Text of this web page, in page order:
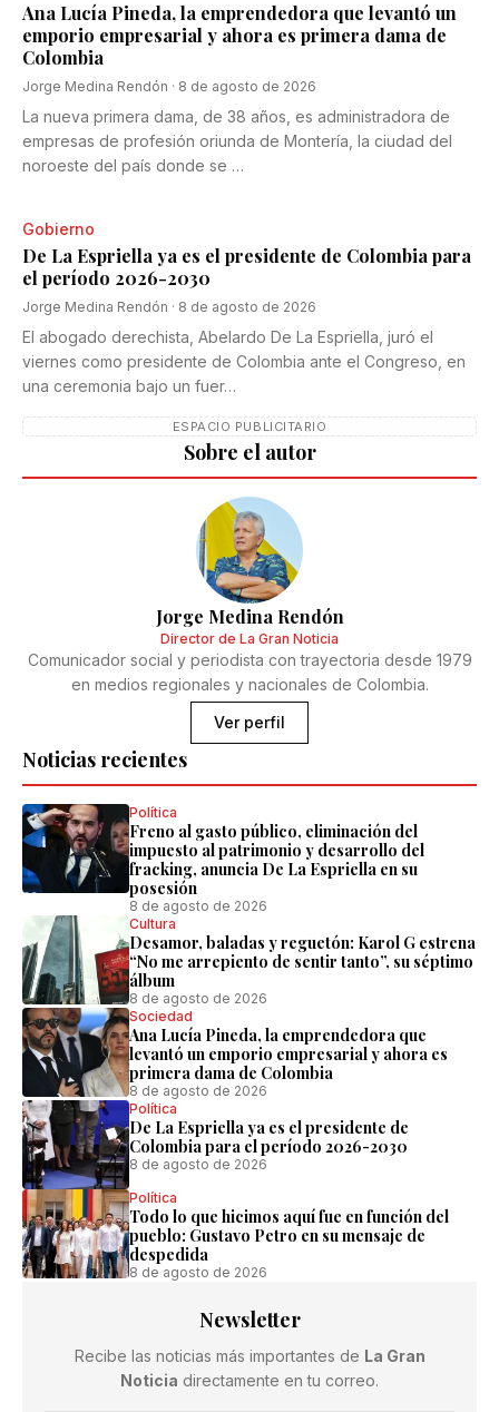
Ana Lucía Pineda, la emprendedora que levantó un
emporio empresarial y ahora es primera dama de
Colombia
Jorge Medina Rendón · 8 de agosto de 2026
La nueva primera dama, de 38 años, es administradora de
empresas de profesión oriunda de Montería, la ciudad del
noroeste del país donde se …
Gobierno
De La Espriella ya es el presidente de Colombia para
el período 2026-2030
Jorge Medina Rendón · 8 de agosto de 2026
El abogado derechista, Abelardo De La Espriella, juró el
viernes como presidente de Colombia ante el Congreso, en
una ceremonia bajo un fuer…
ESPACIO PUBLICITARIO
Noticias recientes
Política
Freno al gasto público, eliminación del
impuesto al patrimonio y desarrollo del
fracking, anuncia De La Espriella en su
posesión
8 de agosto de 2026
Cultura
Desamor, baladas y reguetón: Karol G estrena
“No me arrepiento de sentir tanto”, su séptimo
álbum
8 de agosto de 2026
Sociedad
Ana Lucía Pineda, la emprendedora que
levantó un emporio empresarial y ahora es
primera dama de Colombia
8 de agosto de 2026
Política
De La Espriella ya es el presidente de
Colombia para el período 2026-2030
8 de agosto de 2026
Política
Todo lo que hicimos aquí fue en función del
pueblo: Gustavo Petro en su mensaje de
despedida
8 de agosto de 2026
Sobre el autor
Jorge Medina Rendón
Director de La Gran Noticia
Comunicador social y periodista con trayectoria desde 1979
en medios regionales y nacionales de Colombia.
Ver perfil
Newsletter
Recibe las noticias más importantes de La Gran
Noticia directamente en tu correo.